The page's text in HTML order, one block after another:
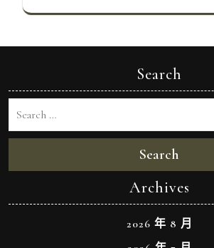
Search
Search
Archives
2026 年 8 月